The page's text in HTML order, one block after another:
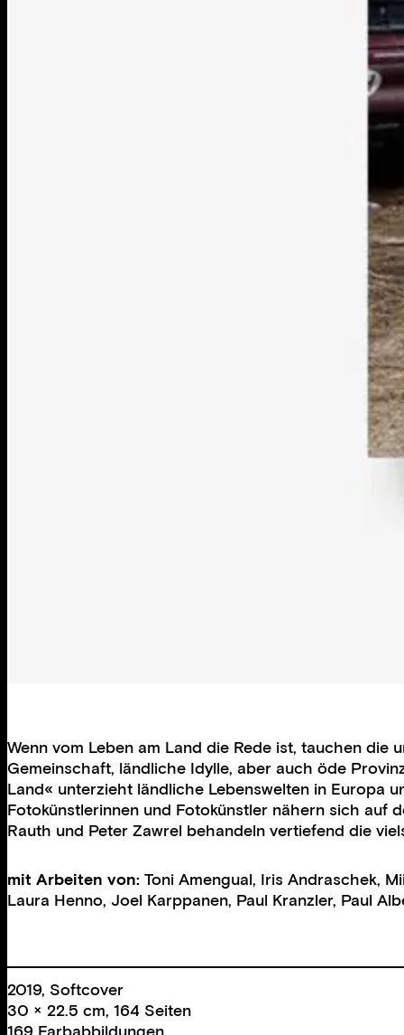
Wenn vom Leben am Land die Rede ist, tauchen
Gemeinschaft, ländliche Idylle, aber auch öde
Land« unterzieht ländliche Lebenswelten in Europa
Fotokünstlerinnen und Fotokünstler nähern sich auf
Rauth und Peter Zawrel behandeln vertiefend die
mit Arbeiten von: Toni Amengual, Iris Andraschek,
Laura Henno, Joel Karppanen, Paul Kranzler, Paul
2019, Softcover
30 × 22.5 cm, 164 Seiten